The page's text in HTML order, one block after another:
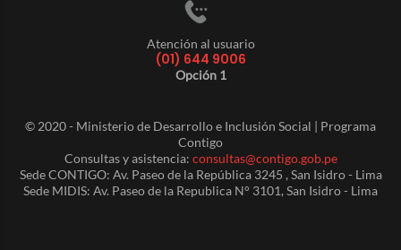
Atención al usuario
(01) 644 9006
Opción 1
© 2020 - Ministerio de Desarrollo e Inclusión Social | Programa
Contigo
Consultas y asistencia: consultas@contigo.gob.pe
Sede CONTIGO: Av. Paseo de la República 3245 , San Isidro - Lima
Sede MIDIS: Av. Paseo de la Republica N° 3101, San Isidro - Lima